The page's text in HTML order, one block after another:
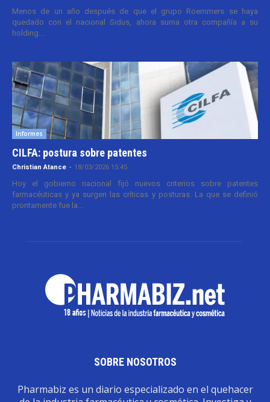
Menos de un año después de que el grupo Roemmers se haya
quedado con el nacional Sidus, ahora suma otra compañía a su
holding....
Informes
CILFA: postura sobre patentes
Christian Atance - 18/03/2026 15:45
Hoy el gobierno nacional fijó nuevos criterios sobre patentes
farmacéuticas y ya surgen las críticas y posturas. La que se definió
prontamente fue la...
SOBRE NOSOTROS
Pharmabiz es un diario especializado en el quehacer